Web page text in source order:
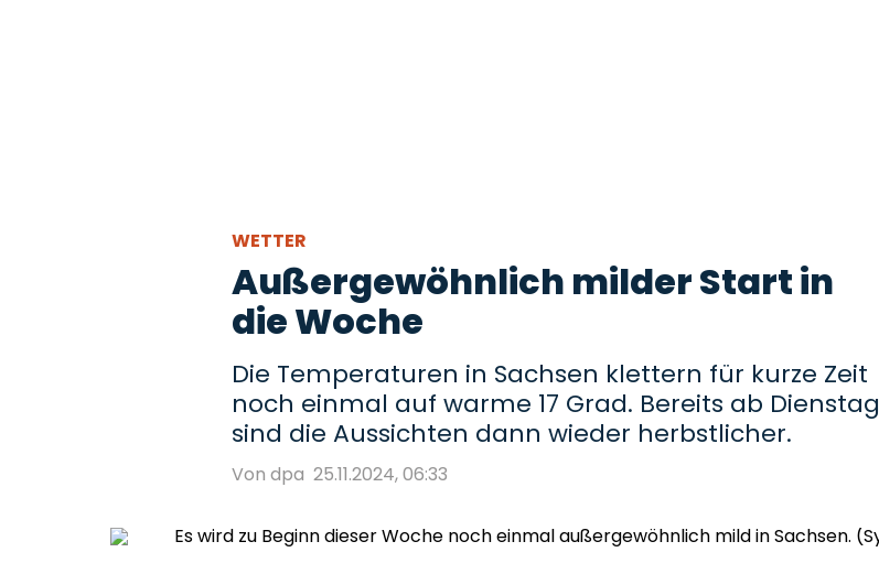
WETTER
Außergewöhnlich milder Start in
die Woche
Die Temperaturen in Sachsen klettern für kurze Zeit
noch einmal auf warme 17 Grad. Bereits ab Dienstag
sind die Aussichten dann wieder herbstlicher.
Von dpa 25.11.2024, 06:33